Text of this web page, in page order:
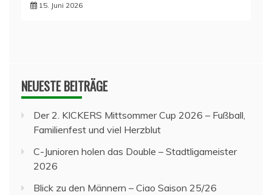
15. Juni 2026
NEUESTE BEITRÄGE
Der 2. KICKERS Mittsommer Cup 2026 – Fußball,
Familienfest und viel Herzblut
C-Junioren holen das Double – Stadtligameister
2026
Blick zu den Männern – Ciao Saison 25/26